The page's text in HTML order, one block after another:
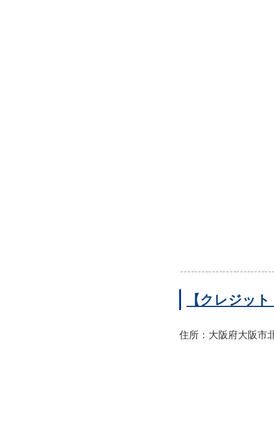
【クレジッ
住所：大阪府大阪市